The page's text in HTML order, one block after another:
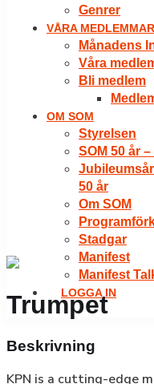
Genrer
VÅRA MEDLEMMAR
Månadens
Våra
Bli medlem
OM SOM
Styrelsen
SOM 50 år
50 år
Om SOM
Stadgar
Manifest
Manifest
LOGGA IN
Trumpet
Beskrivning
KPN is a cutting-edge